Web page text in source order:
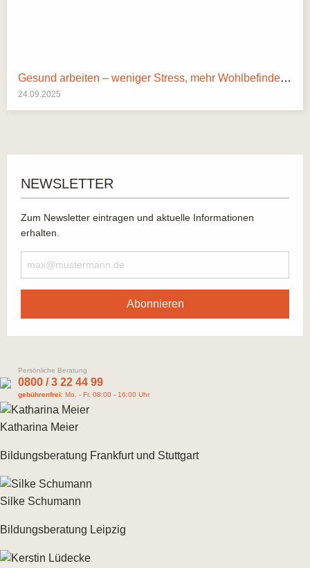
Gesund arbeiten – weniger Stress, mehr Wohlbefinden: Wege zur mentalen Gesundheit am Arbeitsplatz
24.09.2025
NEWSLETTER
Zum Newsletter eintragen und aktuelle Informationen
erhalten.
Abonnieren
Persönliche Beratung
0800 / 3 22 44 99
gebührenfrei: Mo. - Fr. 08:00 - 16:00 Uhr
Katharina Meier
Bildungsberatung Frankfurt und Stuttgart
Silke Schumann
Bildungsberatung Leipzig